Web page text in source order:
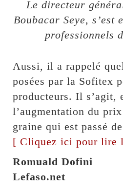
Le directeur
Boubacar Seye, s’est
professionnels
Aussi, il a rappelé
posées par la Sofitex
producteurs. Il s’agit,
l’augmentation du
graine qui est passé
[ Cliquez ici pour lire
Romuald Dofini
Lefaso.net